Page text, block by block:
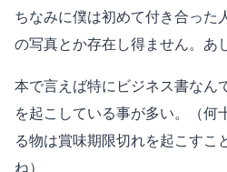
ちなみに僕は初めて付き合った
の写真とか存在し得ません。あ
本で言えば特にビジネス書なん
を起こしている事が多い。（何
る物は賞味期限切れを起こすこ
ね）